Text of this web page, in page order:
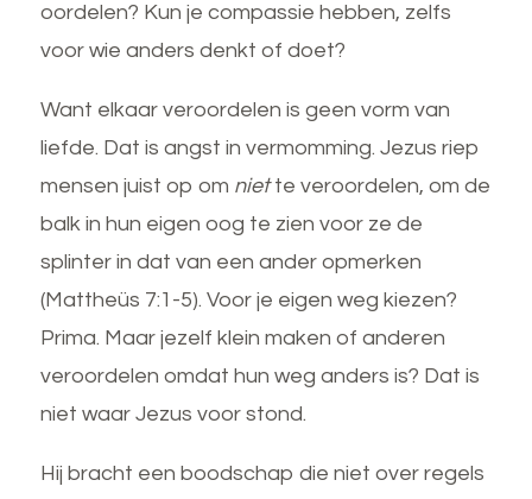
oordelen? Kun je compassie hebben, zelfs
voor wie anders denkt of doet?
Want elkaar veroordelen is geen vorm van
liefde. Dat is angst in vermomming. Jezus riep
mensen juist op om niette veroordelen, om de
balk in hun eigen oog te zien voor ze de
splinter in dat van een ander opmerken
(Mattheüs 7:1-5). Voor je eigen weg kiezen?
Prima. Maar jezelf klein maken of anderen
veroordelen omdat hun weg anders is? Dat is
niet waar Jezus voor stond.
Hij bracht een boodschap die niet over regels